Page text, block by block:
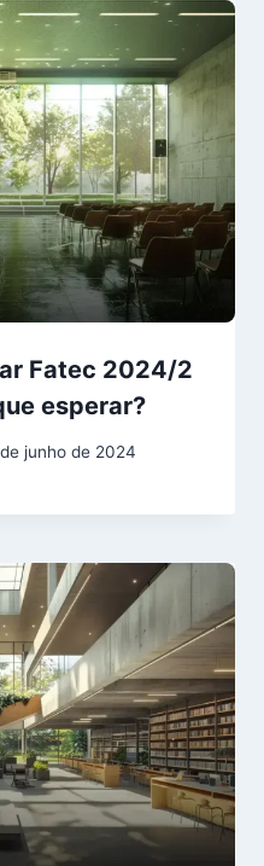
Fatec 2024/2
esperar?
junho de 2024